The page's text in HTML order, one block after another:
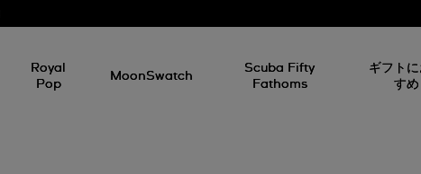
Royal
Pop
MoonSwatch
Scuba Fifty
Fathoms
ギフト
すめ